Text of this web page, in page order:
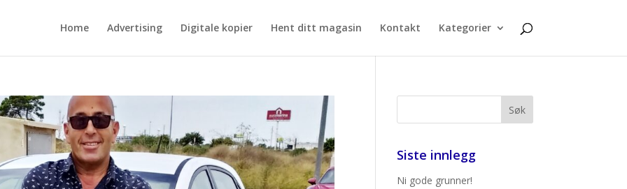
Home Advertising Digitale kopier Hent ditt magasin Kontakt Kategorier
Siste innlegg
Ni gode grunner!